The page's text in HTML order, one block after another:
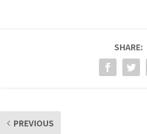
SHARE:
PREVIOUS